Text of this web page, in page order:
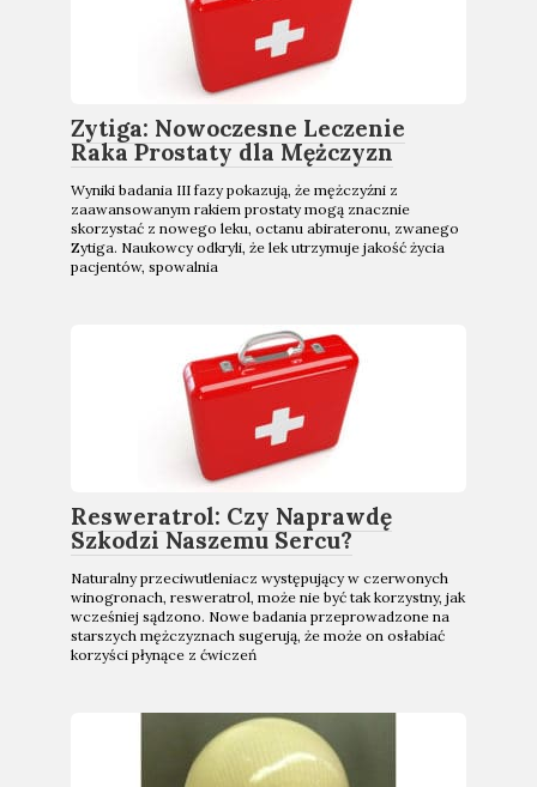
Zytiga: Nowoczesne Leczenie
Raka Prostaty dla Mężczyzn
Wyniki badania III fazy pokazują, że mężczyźni z
zaawansowanym rakiem prostaty mogą znacznie
skorzystać z nowego leku, octanu abirateronu, zwanego
Zytiga. Naukowcy odkryli, że lek utrzymuje jakość życia
pacjentów, spowalnia
Resweratrol: Czy Naprawdę
Szkodzi Naszemu Sercu?
Naturalny przeciwutleniacz występujący w czerwonych
winogronach, resweratrol, może nie być tak korzystny, jak
wcześniej sądzono. Nowe badania przeprowadzone na
starszych mężczyznach sugerują, że może on osłabiać
korzyści płynące z ćwiczeń